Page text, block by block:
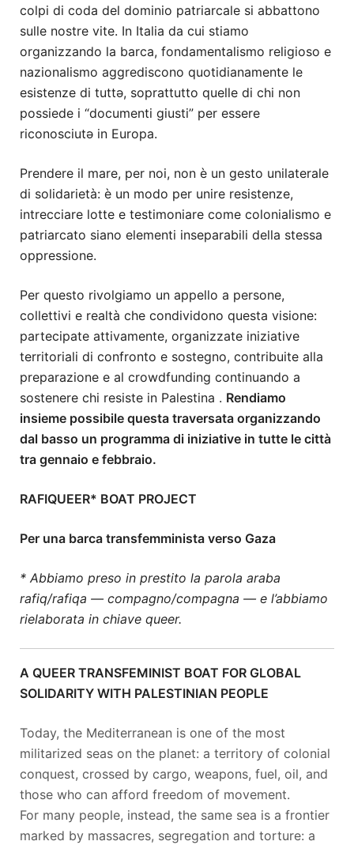
colpi di coda del dominio patriarcale si abbattono
sulle nostre vite. In Italia da cui stiamo
organizzando la barca, fondamentalismo religioso e
nazionalismo aggrediscono quotidianamente le
esistenze di tuttə, soprattutto quelle di chi non
possiede i “documenti giusti” per essere
riconosciutə in Europa.
Prendere il mare, per noi, non è un gesto unilaterale
di solidarietà: è un modo per unire resistenze,
intrecciare lotte e testimoniare come colonialismo e
patriarcato siano elementi inseparabili della stessa
oppressione.
Per questo rivolgiamo un appello a persone,
collettivi e realtà che condividono questa visione:
partecipate attivamente, organizzate iniziative
territoriali di confronto e sostegno, contribuite alla
preparazione e al crowdfunding continuando a
sostenere chi resiste in Palestina . Rendiamo
insieme possibile questa traversata organizzando
dal basso un programma di iniziative in tutte le città
tra gennaio e febbraio.
RAFIQUEER* BOAT PROJECT
Per una barca transfemminista verso Gaza
* Abbiamo preso in prestito la parola araba
rafiq/rafiqa — compagno/compagna — e l’abbiamo
rielaborata in chiave queer.
A QUEER TRANSFEMINIST BOAT FOR GLOBAL
SOLIDARITY WITH PALESTINIAN PEOPLE
Today, the Mediterranean is one of the most
militarized seas on the planet: a territory of colonial
conquest, crossed by cargo, weapons, fuel, oil, and
those who can afford freedom of movement.
For many people, instead, the same sea is a frontier
marked by massacres, segregation and torture: a